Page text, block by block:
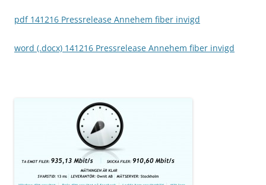
pdf 141216 Pressrelease Annehem fiber invigd
word (.docx) 141216 Pressrelease Annehem fiber invigd